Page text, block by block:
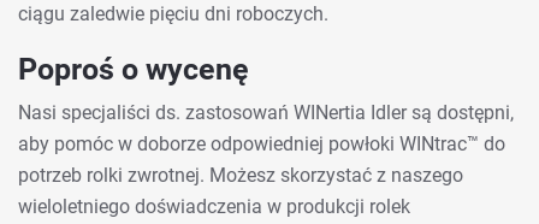
ciągu zaledwie pięciu dni roboczych.
Poproś o wycenę
Nasi specjaliści ds. zastosowań WINertia Idler są dostępni,
aby pomóc w doborze odpowiedniej powłoki WINtrac™ do
potrzeb rolki zwrotnej. Możesz skorzystać z naszego
wieloletniego doświadczenia w produkcji rolek